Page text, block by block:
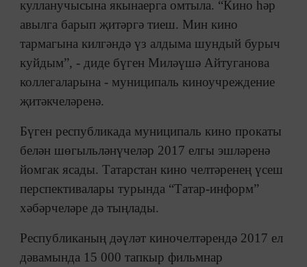
кулланучысына якынаерга омтыла. “Кино һәр
авылга барып җитәргә тиеш. Мин кино
тармагына килгәндә үз алдыма шундый бурыч
куйдым”, - диде бүген Миләүшә Айтуганова
коллегаларына - муниципаль киноучреждение
җитәкчеләренә.
Бүген республикада муниципаль кино прокаты
белән шөгыльләнүчеләр 2017 елгы эшләренә
йомгак ясады. Татарстан кино челтәренең үсеш
перспективалары турында “Татар-информ”
хәбәрчеләре дә тыңлады.
Республиканың дәүләт киночелтәрендә 2017 ел
дәвамында 15 000 тапкыр фильмнар